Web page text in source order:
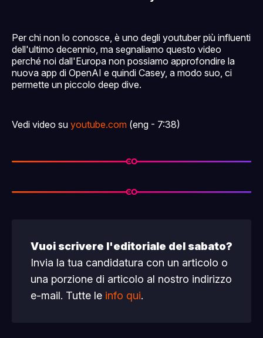
Per chi non lo conosce, è uno degli youtuber più influenti
dell'ultimo decennio, ma segnaliamo questo video
perché noi dall'Europa non possiamo approfondire la
nuova app di OpenAI e quindi Casey, a modo suo, ci
permette un piccolo deep dive.
Vedi video su youtube.com (eng - 7:38)
Vuoi scrivere l'editoriale del sabato?
Invia la tua candidatura con un articolo o
una porzione di articolo al nostro indirizzo
e-mail. Tutte le info qui.